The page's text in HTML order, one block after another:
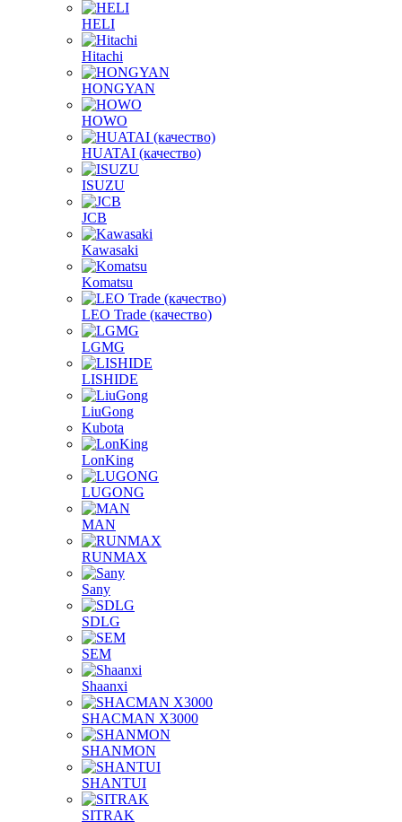
HELI
Hitachi
HONGYAN
HOWO
HUATAI (качество)
ISUZU
JCB
Kawasaki
Komatsu
LEO Trade (качество)
LGMG
LISHIDE
LiuGong
Kubota
LonKing
LUGONG
MAN
RUNMAX
Sany
SDLG
SEM
Shaanxi
SHACMAN X3000
SHANMON
SHANTUI
SITRAK